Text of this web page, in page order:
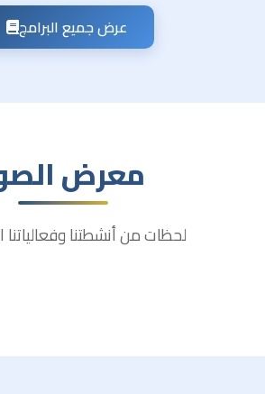
عرض جميع البرامج
معرض
لحظات من أنشطتنا وفعالياتنا